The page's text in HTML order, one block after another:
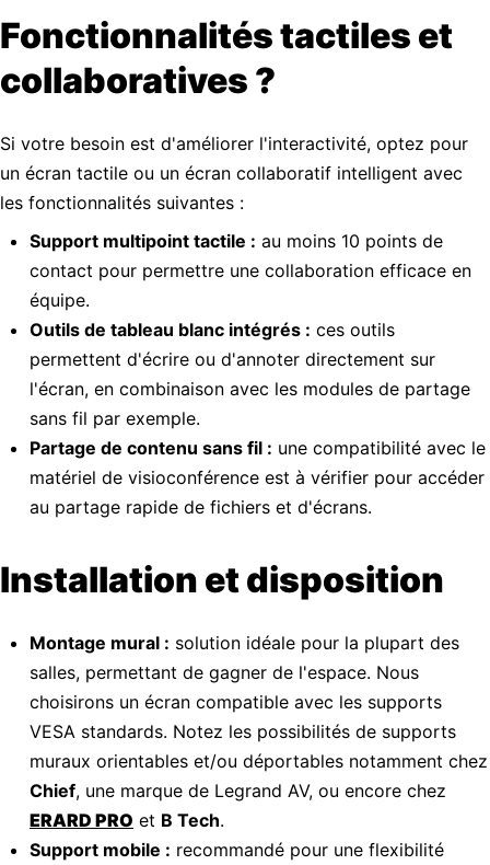
Fonctionnalités tactiles et
collaboratives ?
Si votre besoin est d'améliorer l'interactivité, optez pour
un écran tactile ou un écran collaboratif intelligent avec
les fonctionnalités suivantes :
Support multipoint tactile : au moins 10 points de
contact pour permettre une collaboration efficace en
équipe.
Outils de tableau blanc intégrés : ces outils
permettent d'écrire ou d'annoter directement sur
l'écran, en combinaison avec les modules de partage
sans fil par exemple.
Partage de contenu sans fil : une compatibilité avec le
matériel de visioconférence est à vérifier pour accéder
au partage rapide de fichiers et d'écrans.
Installation et disposition
Montage mural : solution idéale pour la plupart des
salles, permettant de gagner de l'espace. Nous
choisirons un écran compatible avec les supports
VESA standards. Notez les possibilités de supports
muraux orientables et/ou déportables notamment chez
Chief, une marque de Legrand AV, ou encore chez
ERARD PRO et B Tech.
Support mobile : recommandé pour une flexibilité